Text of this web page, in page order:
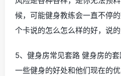
候，可能健身教练会一直不停
个卡说的怎么怎么样的好，说的
5、健身房常见套路 健身房的
一些健身的好处和他们现在的